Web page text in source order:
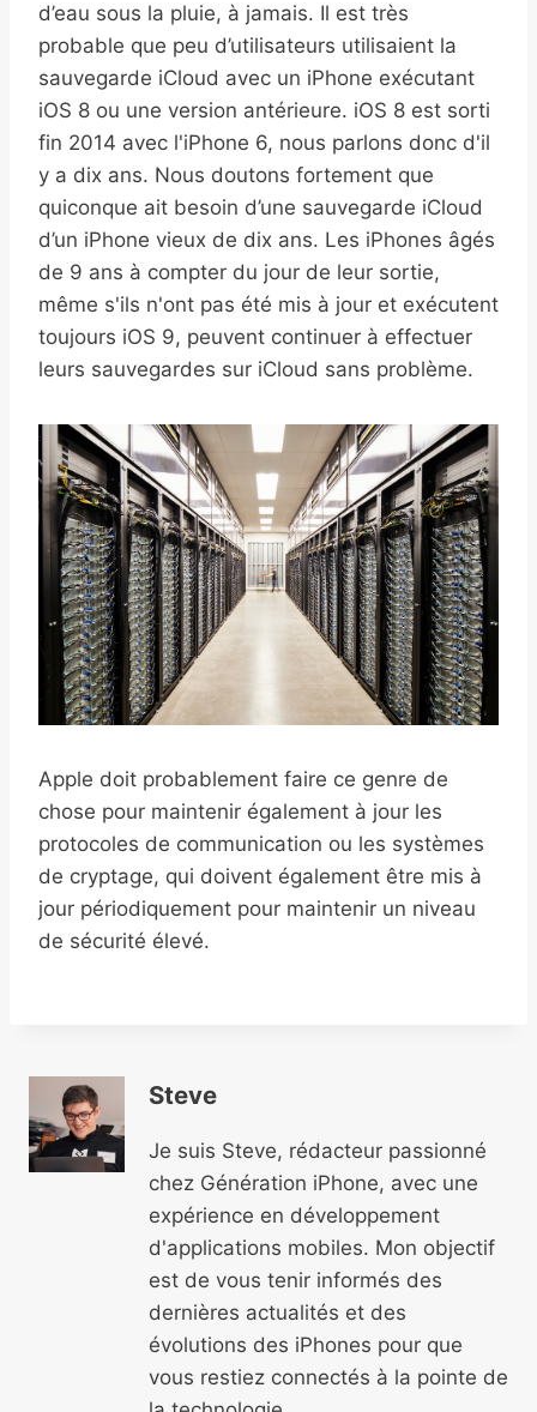
d’eau sous la pluie, à jamais. Il est très
probable que peu d’utilisateurs utilisaient la
sauvegarde iCloud avec un iPhone exécutant
iOS 8 ou une version antérieure. iOS 8 est sorti
fin 2014 avec l'iPhone 6, nous parlons donc d'il
y a dix ans. Nous doutons fortement que
quiconque ait besoin d’une sauvegarde iCloud
d’un iPhone vieux de dix ans. Les iPhones âgés
de 9 ans à compter du jour de leur sortie,
même s'ils n'ont pas été mis à jour et exécutent
toujours iOS 9, peuvent continuer à effectuer
leurs sauvegardes sur iCloud sans problème.
Apple doit probablement faire ce genre de
chose pour maintenir également à jour les
protocoles de communication ou les systèmes
de cryptage, qui doivent également être mis à
jour périodiquement pour maintenir un niveau
de sécurité élevé.
Steve
Je suis Steve, rédacteur passionné
chez Génération iPhone, avec une
expérience en développement
d'applications mobiles. Mon objectif
est de vous tenir informés des
dernières actualités et des
évolutions des iPhones pour que
vous restiez connectés à la pointe de